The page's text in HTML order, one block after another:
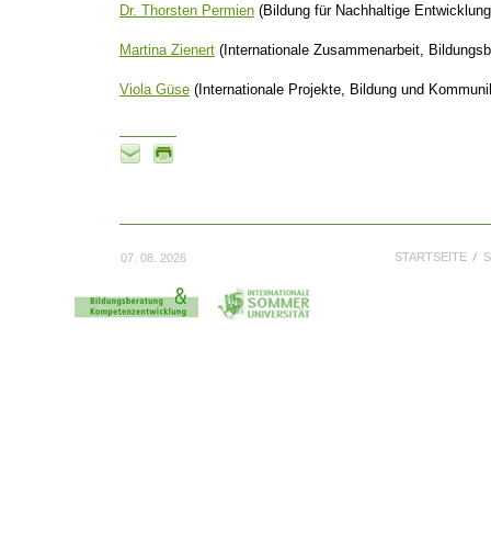
Dr. Thorsten Permien (Bildung für Nachhaltige
Martina Zienert (Internationale Zusammenarbeit,
Viola Güse (Internationale Projekte, Bildung und
07. 08. 2026 STARTSEITE